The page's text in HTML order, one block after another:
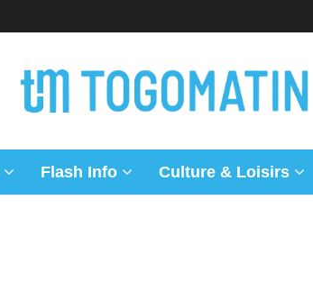
Flash Info Culture & Loisirs